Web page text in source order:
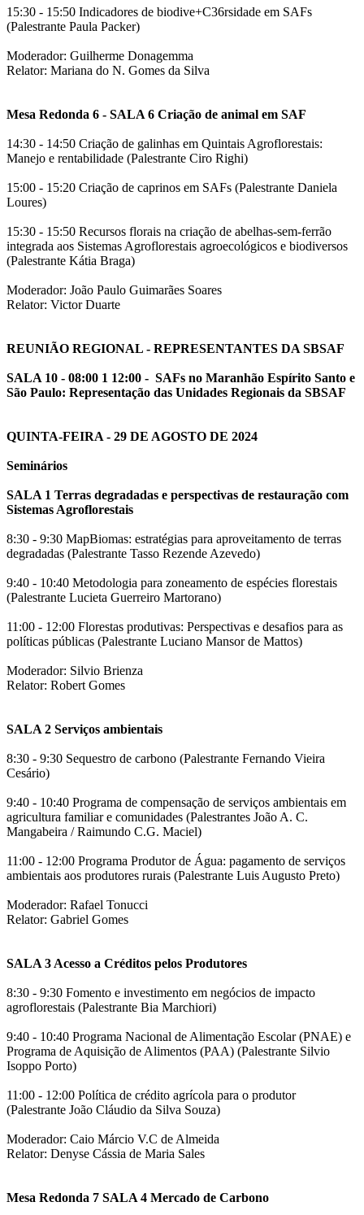
15:30 - 15:50 Indicadores de biodive+C36rsidade em SAFs
(Palestrante Paula Packer)
Moderador: Guilherme Donagemma
Relator: Mariana do N. Gomes da Silva
Mesa Redonda 6 - SALA 6 Criação de animal em SAF
14:30 - 14:50 Criação de galinhas em Quintais Agroflorestais:
Manejo e rentabilidade (Palestrante Ciro Righi)
15:00 - 15:20 Criação de caprinos em SAFs (Palestrante Daniela
Loures)
15:30 - 15:50 Recursos florais na criação de abelhas-sem-ferrão
integrada aos Sistemas Agroflorestais agroecológicos e biodiversos
(Palestrante Kátia Braga)
Moderador: João Paulo Guimarães Soares
Relator: Victor Duarte
REUNIÃO REGIONAL - REPRESENTANTES DA SBSAF
SALA 10 - 08:00 1 12:00 - SAFs no Maranhão Espírito Santo e
São Paulo: Representação das Unidades Regionais da SBSAF
QUINTA-FEIRA - 29 DE AGOSTO DE 2024
Seminários
SALA 1 Terras degradadas e perspectivas de restauração com
Sistemas Agroflorestais
8:30 - 9:30 MapBiomas: estratégias para aproveitamento de terras
degradadas (Palestrante Tasso Rezende Azevedo)
9:40 - 10:40 Metodologia para zoneamento de espécies florestais
(Palestrante Lucieta Guerreiro Martorano)
11:00 - 12:00 Florestas produtivas: Perspectivas e desafios para as
políticas públicas (Palestrante Luciano Mansor de Mattos)
Moderador: Silvio Brienza
Relator: Robert Gomes
SALA 2 Serviços ambientais
8:30 - 9:30 Sequestro de carbono (Palestrante Fernando Vieira
Cesário)
9:40 - 10:40 Programa de compensação de serviços ambientais em
agricultura familiar e comunidades (Palestrantes João A. C.
Mangabeira / Raimundo C.G. Maciel)
11:00 - 12:00 Programa Produtor de Água: pagamento de serviços
ambientais aos produtores rurais (Palestrante Luis Augusto Preto)
Moderador: Rafael Tonucci
Relator: Gabriel Gomes
SALA 3 Acesso a Créditos pelos Produtores
8:30 - 9:30 Fomento e investimento em negócios de impacto
agroflorestais (Palestrante Bia Marchiori)
9:40 - 10:40 Programa Nacional de Alimentação Escolar (PNAE) e
Programa de Aquisição de Alimentos (PAA) (Palestrante Silvio
Isoppo Porto)
11:00 - 12:00 Política de crédito agrícola para o produtor
(Palestrante João Cláudio da Silva Souza)
Moderador: Caio Márcio V.C de Almeida
Relator: Denyse Cássia de Maria Sales
Mesa Redonda 7 SALA 4 Mercado de Carbono